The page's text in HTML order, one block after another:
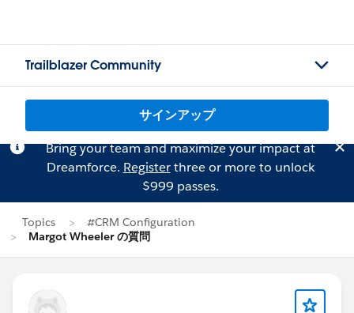
Trailblazer Community
サインアップ
Bring your team and maximize your impact at
Dreamforce. Registerthree or more to unlock
$999 passes.
Topics
#CRM Configuration
Margot Wheeler の質問